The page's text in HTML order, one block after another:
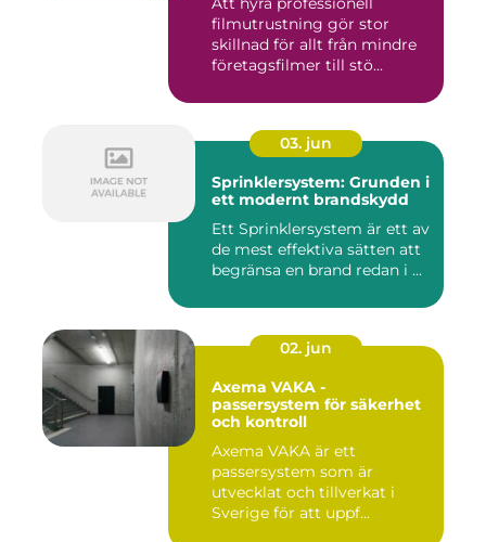
filmutrustning gör stor
skillnad för allt från mindre
företagsfilmer till stö...
03. jun
Sprinklersystem: Grunden i
ett modernt brandskydd
Ett Sprinklersystem är ett av
de mest effektiva sätten att
begränsa en brand redan i ...
02. jun
Axema VAKA -
passersystem för säkerhet
och kontroll
Axema VAKA är ett
passersystem som är
utvecklat och tillverkat i
Sverige för att uppf...